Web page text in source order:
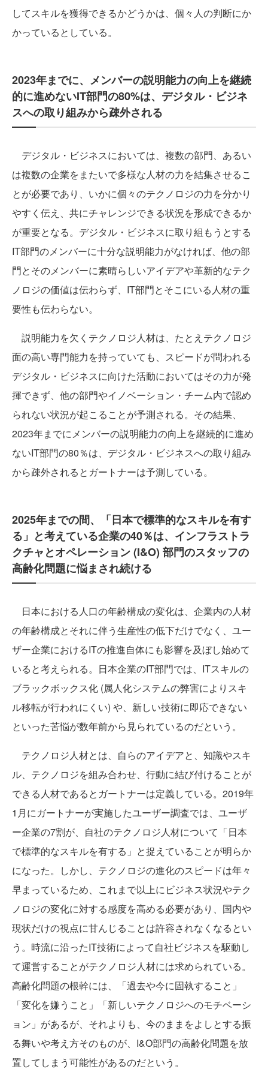
してスキルを獲得できるかどうかは、個々人の判断にか
かっているとしている。
2023年までに、メンバーの説明能力の向上を継続
的に進めないIT部門の80%は、デジタル・ビジネ
スへの取り組みから疎外される
デジタル・ビジネスにおいては、複数の部門、あるい
は複数の企業をまたいで多様な人材の力を結集させるこ
とが必要であり、いかに個々のテクノロジの力を分かり
やすく伝え、共にチャレンジできる状況を形成できるか
が重要となる。デジタル・ビジネスに取り組もうとする
IT部門のメンバーに十分な説明能力がなければ、他の部
門とそのメンバーに素晴らしいアイデアや革新的なテク
ノロジの価値は伝わらず、IT部門とそこにいる人材の重
要性も伝わらない。
説明能力を欠くテクノロジ人材は、たとえテクノロジ
面の高い専門能力を持っていても、スピードが問われる
デジタル・ビジネスに向けた活動においてはその力が発
揮できず、他の部門やイノベーション・チーム内で認め
られない状況が起こることが予測される。その結果、
2023年までにメンバーの説明能力の向上を継続的に進め
ないIT部門の80％は、デジタル・ビジネスへの取り組み
から疎外されるとガートナーは予測している。
2025年までの間、「日本で標準的なスキルを有す
る」と考えている企業の40％は、インフラストラ
クチャとオペレーション (I&O) 部門のスタッフの
高齢化問題に悩まされ続ける
日本における人口の年齢構成の変化は、企業内の人材
の年齢構成とそれに伴う生産性の低下だけでなく、ユー
ザー企業におけるITの推進自体にも影響を及ぼし始めて
いると考えられる。日本企業のIT部門では、ITスキルの
ブラックボックス化 (属人化システムの弊害によりスキ
ル移転が行われにくい) や、新しい技術に即応できない
といった苦悩が数年前から見られているのだという。
テクノロジ人材とは、自らのアイデアと、知識やスキ
ル、テクノロジを組み合わせ、行動に結び付けることが
できる人材であるとガートナーは定義している。2019年
1月にガートナーが実施したユーザー調査では、ユーザ
ー企業の7割が、自社のテクノロジ人材について「日本
で標準的なスキルを有する」と捉えていることが明らか
になった。しかし、テクノロジの進化のスピードは年々
早まっているため、これまで以上にビジネス状況やテク
ノロジの変化に対する感度を高める必要があり、国内や
現状だけの視点に甘んじることは許容されなくなるとい
う。時流に沿ったIT技術によって自社ビジネスを駆動し
て運営することがテクノロジ人材には求められている。
高齢化問題の根幹には、「過去や今に固執すること」
「変化を嫌うこと」「新しいテクノロジへのモチベーシ
ョン」があるが、それよりも、今のままをよしとする振
る舞いや考え方そのものが、I&O部門の高齢化問題を放
置してしまう可能性があるのだという。